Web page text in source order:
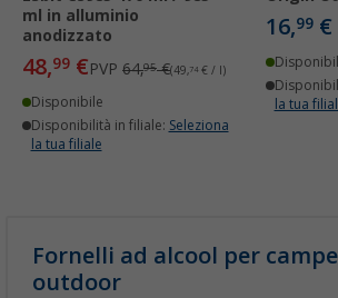
ml in alluminio
anodizzato
48,99 €PVP 64,95€(49,74 € / l)
Disponibile
Disponibilità in filiale: Seleziona
la tua filiale
16,99 €
la tua
Fornelli ad alcool per
outdoor